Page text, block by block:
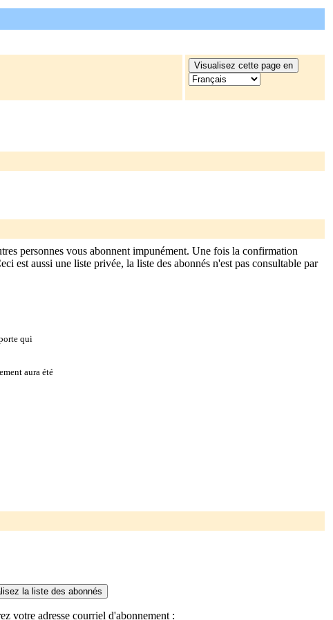
personnes vous abonnent impunément. Une fois la confirmation
est aussi une liste privée, la liste des abonnés n'est pas consultable par
qui
aura été
votre adresse courriel d'abonnement :